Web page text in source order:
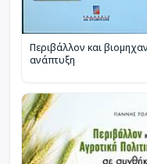
Περιβάλλον και
ανάπτυξη